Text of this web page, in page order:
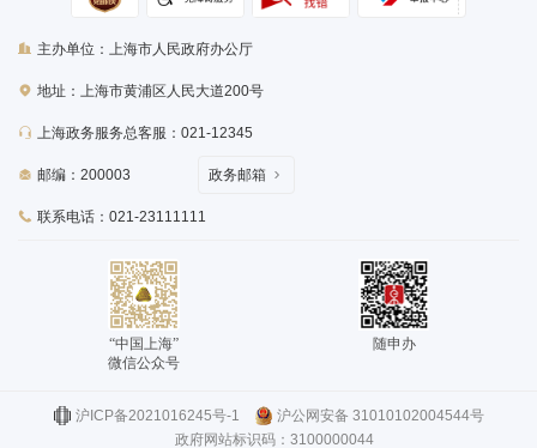
主办单位：上海市人民政府办公厅
地址：上海市黄浦区人民大道200号
上海政务服务总客服：021-12345
邮编：200003
联系电话：021-23111111
政务邮箱
“中国上海”
微信公众号
随申办
沪ICP备2021016245号-1
沪公网安备 31010102004544号
政府网站标识码：3100000044